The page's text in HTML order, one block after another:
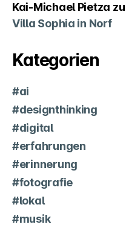
Kai-Michael Pietza zu
Villa Sophia in Norf
Kategorien
#ai
#designthinking
#digital
#erfahrungen
#erinnerung
#fotografie
#lokal
#musik